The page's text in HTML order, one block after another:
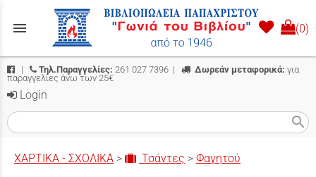
menu (0)
| Τηλ.Παραγγελίες: 261 027 7396 | Δωρεάν μεταφορικά: για
παραγγελίες άνω των 25€
Login
search
ΧΑΡΤΙΚΑ - ΣΧΟΛΙΚΑ > Τσάντες > Φαγητού